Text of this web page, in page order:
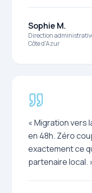
Sophie M.
Direction
Côte d'Azur
«Migration vers
en 48h. Zéro
exactement ce
partenaire local.